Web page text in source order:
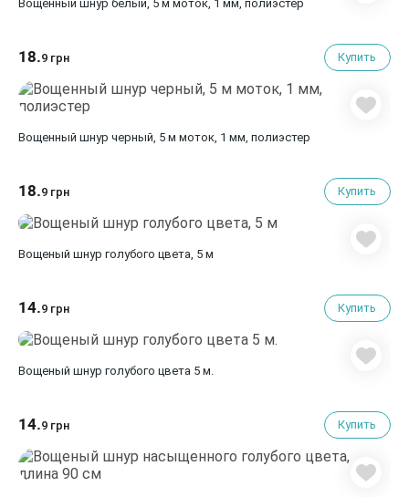
Вощенный шнур белый, 5 м моток, 1 мм, полиэстер
18.9 грн Купить
Вощенный шнур черный, 5 м моток, 1 мм, полиэстер
18.9 грн Купить
Вощеный шнур голубого цвета, 5 м
14.9 грн Купить
Вощеный шнур голубого цвета 5 м.
14.9 грн Купить